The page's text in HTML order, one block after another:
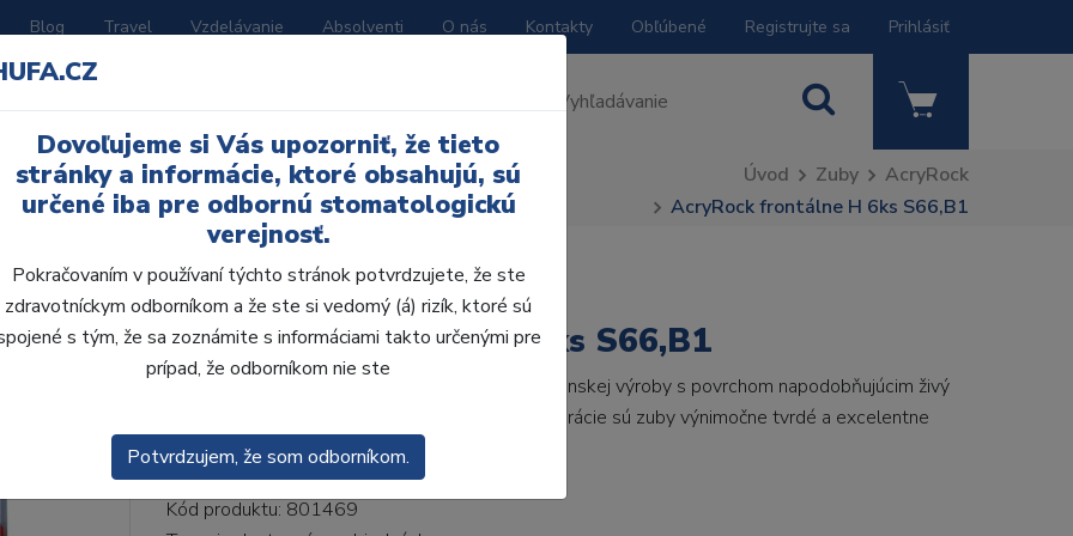
Blog Travel Vzdelávanie Absolventi O nás Kontakty Obľúbené Registrujte sa Prihlásiť
H 6ks S66,B1 Úvod Zuby
AcryRock
AcryRock frontálne H 6ks S66,B1
AcryRock frontálne H 6ks S66,B1
• Dvojvrstvové veľmi estetické živičné zuby talianskej výroby s povrchom napodobňujúcim živý
zub.• Vďaka použitiu špeciálnej živice novej generácie sú zuby výnimočne tvrdé a excelentne
odolávajú ab...ZOBRAZIT VÍCE
Kód produktu: 801469
Dovoľujeme si Vás upozorniť, že tieto
stránky a informácie, ktoré obsahujú, sú
určené iba pre odbornú stomatologickú
verejnosť.
Pokračovaním v používaní týchto stránok potvrdzujete, že ste
zdravotníckym odborníkom a že ste si vedomý (á) rizík, ktoré sú
s tým, že sa zoznámite s informáciami takto určenými pre
prípad, že odborníkom nie ste
Potvrdzujem, že som odborníkom.